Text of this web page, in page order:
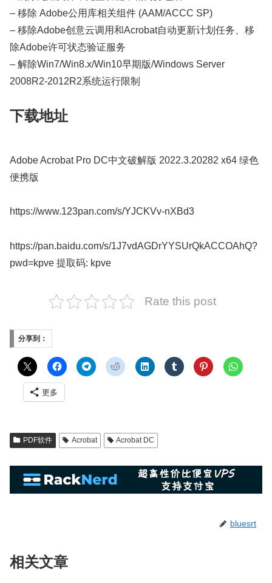
– 移除 Adobe公用库相关组件 (AAM/ACCC SP)
– 移除Adob​​e创意云调用和Acrobat自动更新计划任务、移
除Adob​​e许可状态验证服务
– 解除Win7/Win8.x/Win10早期版/Windows Server
2008R2-2012R2系统运行限制
下载地址
Adobe Acrobat Pro DC中文破解版 2022.3.20282 x64 绿色
便携版
https://www.123pan.com/s/YJCKVv-nXBd3
https://pan.baidu.com/s/1J7vdAGDrYYSUrQkACCOAhQ?
pwd=kpve 提取码: kpve
Rate this post
分享到：
更多
PDF软件 Acrobat Acrobat DC
bluesrt
相关文章